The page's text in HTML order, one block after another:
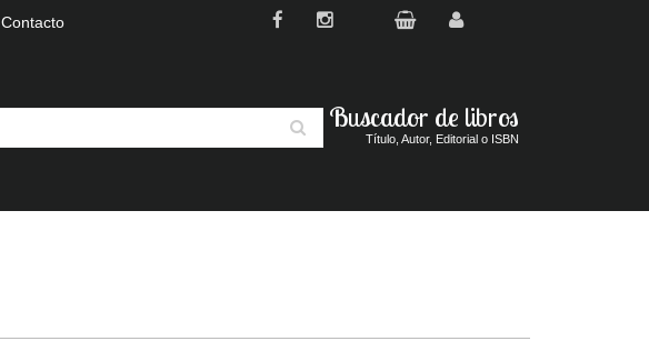
Contacto
Buscador de libros
Título, Autor, Editorial o ISBN